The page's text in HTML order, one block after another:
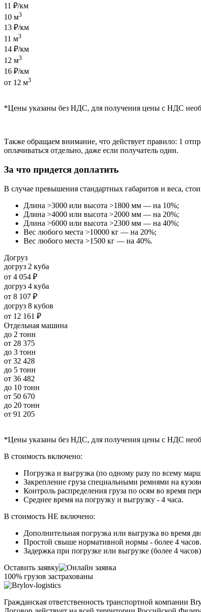
11 ₽/км
10 м3
13 ₽/км
11 м3
14 ₽/км
12 м3
16 ₽/км
от 12 м3
*Цены указаны без НДС, для получения цены с НДС
Также обращаем внимание, что действует правило: 1
оплачиваться отдельно, даже если получатель один.
За что придется доплатить
В случае превышения стандартных габаритов и веса,
Длина >3000 или высота >1800 мм — на 10%;
Длина >4000 или высота >2000 мм — на 20%;
Длина >6000 или высота >2300 мм — на 40%;
Вес любого места >10000 кг — на 20%;
Вес любого места >1500 кг — на 40%.
Догруз
догруз 2 куба
от 4 054 ₽
догруз 4 куба
от 8 107 ₽
догруз 8 кубов
от 12 161 ₽
Отдельная машина
до 2 тонн
от 28 375
до 3 тонн
от 32 428
до 5 тонн
от 36 482
до 10 тонн
от 50 670
до 20 тонн
от 91 205
*Цены указаны без НДС, для получения цены с НДС
В стоимость включено:
Погрузка и выгрузка (по одному разу по всему
Закрепление груза специальными ремнями на
Контроль распределения груза по осям во время
Среднее время на погрузку и выгрузку - 4 часа.
В стоимость НЕ включено:
Дополнительная погрузка или выгрузка во время
Простой свыше нормативной нормы - более 4 часов.
Задержка при погрузке или выгрузке (более 4
Оставить заявку
100% грузов застрахованы
Гражданская ответственность транспортной компании